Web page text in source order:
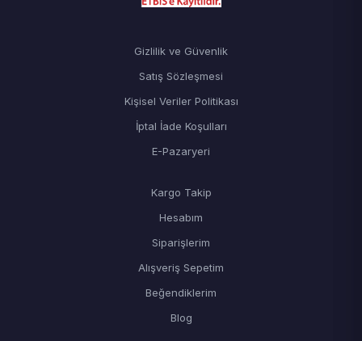
Gizlilik ve Güvenlik
Satış Sözleşmesi
Kişisel Veriler Politikası
İptal İade Koşulları
E-Pazaryeri
Kargo Takip
Hesabım
Siparişlerim
Alışveriş Sepetim
Beğendiklerim
Blog